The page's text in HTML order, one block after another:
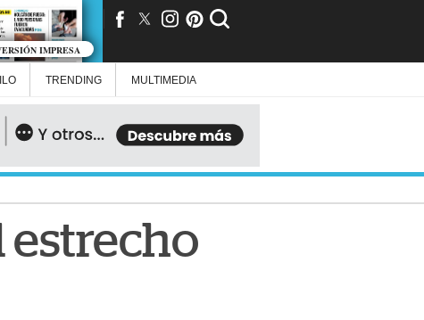
IMPRESA
TRENDING MULTIMEDIA
estrecho